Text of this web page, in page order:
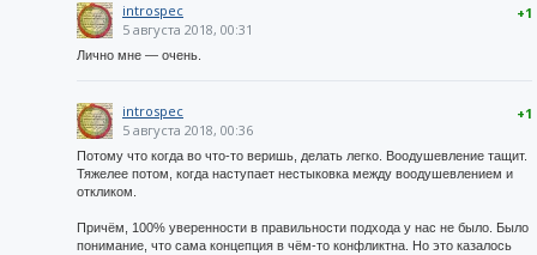
+1
introspec
5 августа 2018, 00:31
Лично мне — очень.
+1
introspec
5 августа 2018, 00:36
Потому что когда во что-то веришь, делать легко. Воодушевление тащит.
Тяжелее потом, когда наступает нестыковка между воодушевлением и
откликом.
Причём, 100% уверенности в правильности подхода у нас не было. Было
понимание, что сама концепция в чём-то конфликтна. Но это казалось